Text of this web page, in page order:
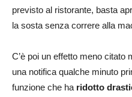
previsto al ristorante, basta
la sosta senza correre alla
C’è poi un effetto meno citato
una notifica qualche minuto
funzione che ha ridotto